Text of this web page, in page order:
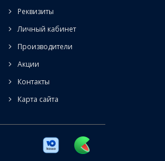
Реквизиты
Личный кабинет
Производители
Акции
Контакты
Карта сайта